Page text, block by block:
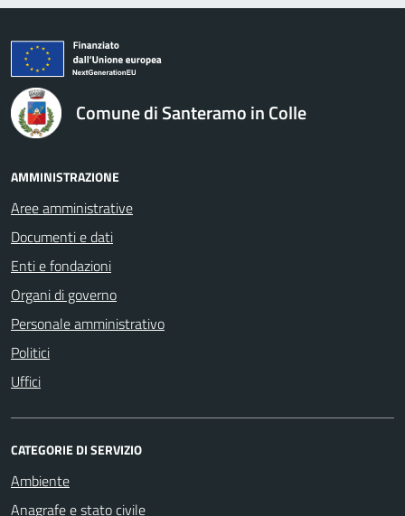
logo Unione Europea
Comune di Santeramo in Colle
AMMINISTRAZIONE
Aree amministrative
Documenti e dati
Enti e fondazioni
Organi di governo
Personale amministrativo
Politici
Uffici
CATEGORIE DI SERVIZIO
Ambiente
Anagrafe e stato civile